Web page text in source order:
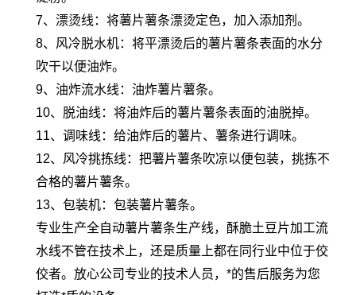
7、漂烫线：将薯片薯条漂烫定色，加入添加剂。
8、风冷脱水机：将平漂烫后的薯片薯条表面的水分
吹干以便油炸。
9、油炸流水线：油炸薯片薯条。
10、脱油线：将油炸后的薯片薯条表面的油脱掉。
11、调味线：给油炸后的薯片、薯条进行调味。
12、风冷挑拣线：把薯片薯条吹凉以便包装，挑拣不
合格的薯片薯条。
13、包装机：包装薯片薯条。
专业生产全自动薯片薯条生产线，酥脆土豆片加工流
水线不管在技术上，还是质量上都在同行业中位于佼
佼者。放心公司专业的技术人员，*的售后服务为您